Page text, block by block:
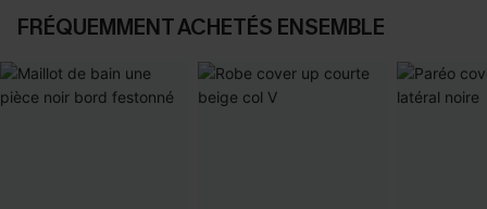
FRÉQUEMMENT ACHETÉS ENSEMBLE